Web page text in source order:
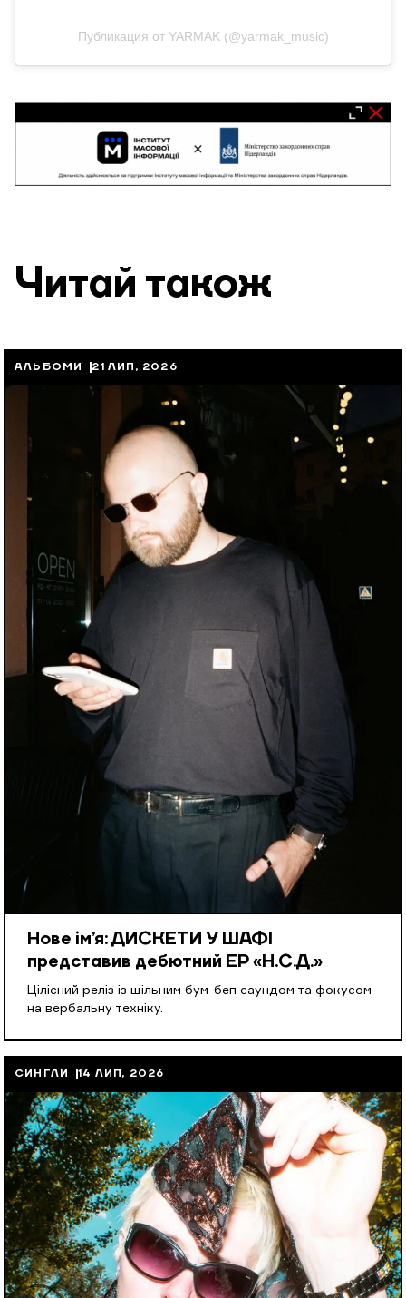
Публикация от YARMAK (@yarmak_music)
Читай також
АЛЬБОМИ 21 ЛИП, 2026
Нове ім’я: ДИСКЕТИ У ШАФІ
представив дебютний EP «Н.С.Д.»
Цілісний реліз із щільним бум-беп саундом та фокусом
на вербальну техніку.
СИНГЛИ 14 ЛИП, 2026